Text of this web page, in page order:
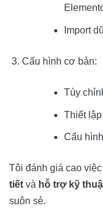
Import
Cấu hình cơ bản:
Tùy
Thiết
Cấu
Tôi đánh giá cao
tiết và hỗ trợ kỹ
suôn sẻ.